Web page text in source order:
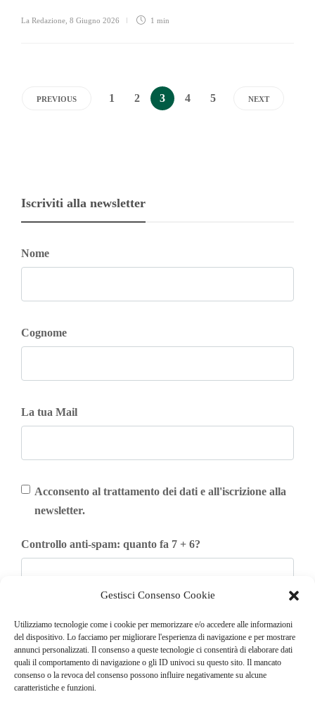
Gestisci Consenso Cookie
Utilizziamo tecnologie come i cookie per memorizzare e/o accedere alle informazioni
del dispositivo. Lo facciamo per migliorare l'esperienza di navigazione e per mostrare
annunci personalizzati. Il consenso a queste tecnologie ci consentirà di elaborare dati
quali il comportamento di navigazione o gli ID univoci su questo sito. Il mancato
consenso o la revoca del consenso possono influire negativamente su alcune
caratteristiche e funzioni.
La Redazione 8 Giugno 2026 1 min
PREVIOUS 1 2 3 4 5 NEXT
Iscriviti alla newsletter
Nome
Cognome
La tua Mail
Acconsento al trattamento dei dati e all'iscrizione alla
newsletter.
Controllo anti-spam: quanto fa 7 + 6?
Iscriviti